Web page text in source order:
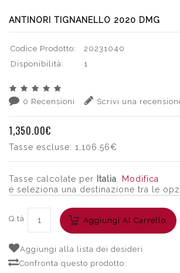
ANTINORI TIGNANELLO 2020 DMG
Codice Prodotto:
20231040
Disponibilità:
1
0 Recensioni Scrivi una
1,350.00€
Tasse escluse: 1,106.56€
Tasse calcolate per Italia
Modifica
e seleziona una destinazione tra le
Q.tà Aggiungi Al Carrello
Aggiungi alla lista dei desideri
Confronta questo prodotto